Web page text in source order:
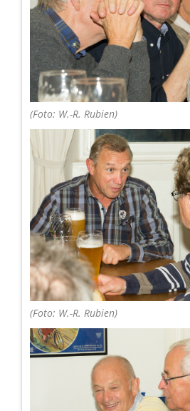
(Foto: W.-R. Rubien)
(Foto: W.-R. Rubien)